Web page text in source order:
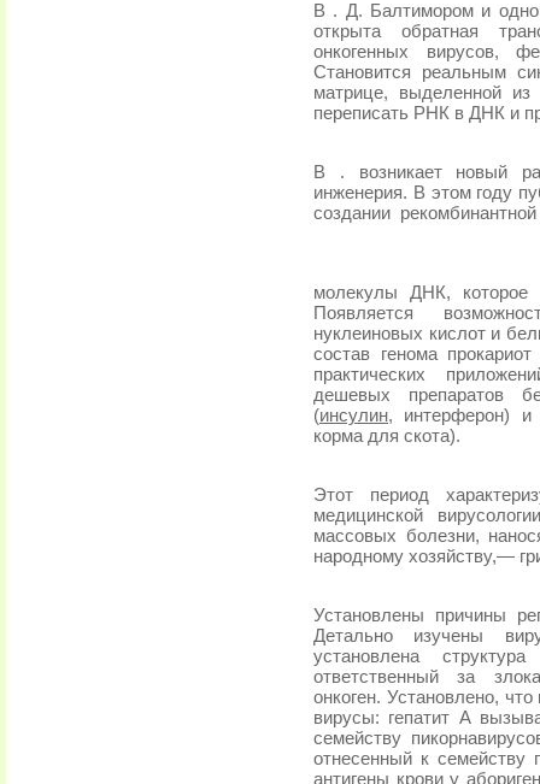
В . Д. Балтимором и
открыта обратная
онкогенных вирусов,
Становится реальным
матрице, вы­деленной
переписать РНК в ДНК и
В . возникает новый
инженерия. В этом году
создании рекомбинантной
молекулы ДНК, которое
Появляется
нуклеиновых кислот и
состав генома
практических
дешевых препа­ратов
(инсулин, интерферон) и
корма для скота).
Этот период
медицинской
массовых болезни,
народному хозяйству,—
Установлены причины
Детально изучены
установлена
ответственный за
онкоген. Установлено,
вирусы: гепатит А
се­мейству
отнесенный к семейству
антигены крови у